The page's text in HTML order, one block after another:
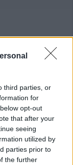
third parties, or
for
opt-out
that after your
seeing
utilized by
parties prior to
the further
contenuto di questo
la linea editoriale
I messaggi inclusi nei
singoli lettori che
preventivo. I commenti
in automatico dal